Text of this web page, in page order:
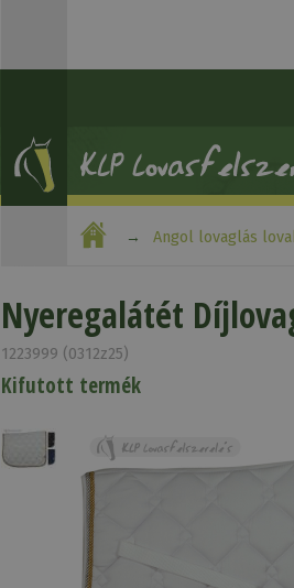
Angol lovaglás
Nyeregalátét
1223999 (0312z25)
Kifutott termék